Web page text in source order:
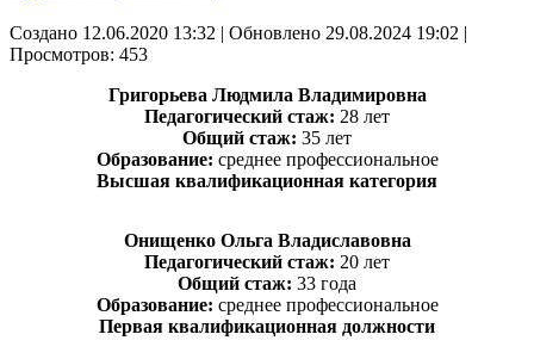
Создано 12.06.2020 13:32 | Обновлено 29.08.2024 19:02 |
Просмотров: 453
Григорьева Людмила Владимировна
Педагогический стаж: 28 лет
Общий стаж: 35 лет
Образование: среднее профессиональное
Высшая квалификационная категория
Онищенко Ольга Владиславовна
Педагогический стаж: 20 лет
Общий стаж: 33 года
Образование: среднее профессиональное
Первая квалификационная должности